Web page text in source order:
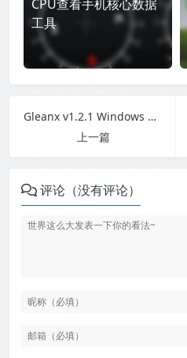
CPU查看手机核心数据
工具
Gleanx v1.2.1 Windows 本地效率增强工具箱
上一篇
评论（没有评论）